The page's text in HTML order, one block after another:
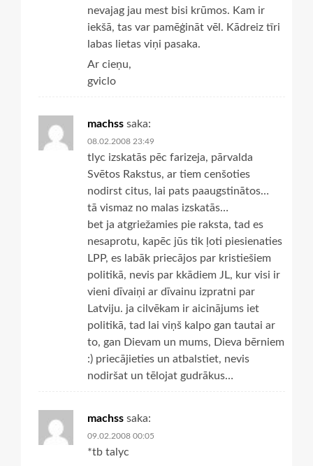
nevajag jau mest bisi krūmos. Kam ir
iekšā, tas var pamēģināt vēl. Kādreiz tīri
labas lietas viņi pasaka.
Ar cieņu,
gviclo
machss saka:
08.02.2008 23:49
tlyc izskatās pēc farizeja, pārvalda
Svētos Rakstus, ar tiem cenšoties
nodirst citus, lai pats paaugstinātos…
tā vismaz no malas izskatās…
bet ja atgriežamies pie raksta, tad es
nesaprotu, kapēc jūs tik ļoti piesienaties
LPP, es labāk priecājos par kristiešiem
politikā, nevis par kkādiem JL, kur visi ir
vieni dīvaiņi ar dīvainu izpratni par
Latviju. ja cilvēkam ir aicinājums iet
politikā, tad lai viņš kalpo gan tautai ar
to, gan Dievam un mums, Dieva bērniem
:) priecājieties un atbalstiet, nevis
nodiršat un tēlojat gudrākus…
machss saka:
09.02.2008 00:05
*tb talyc